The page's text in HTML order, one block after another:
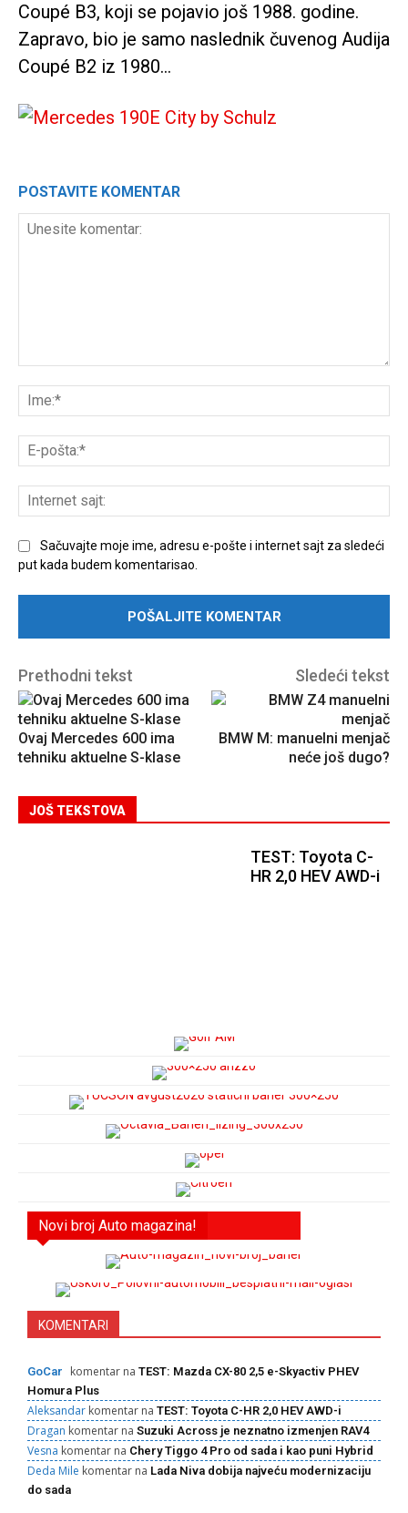
Coupé B3, koji se pojavio još 1988. godine.
Zapravo, bio je samo naslednik čuvenog Audija
Coupé B2 iz 1980…
POSTAVITE KOMENTAR
komentar:
Sačuvajte moje ime, adresu e-pošte i internet sajt za sledeći
put kada budem komentarisao.
Prethodni tekst
Ovaj Mercedes 600 ima
tehniku aktuelne S-klase
Sledeći tekst
BMW M: manuelni menjač
neće još dugo?
JOŠ TEKSTOVA
TEST: Toyota C-
HR 2,0 HEV AWD-i
Novi broj Auto magazina!
KOMENTARI
GoCar komentar na TEST: Mazda CX-80 2,5 e-Skyactiv PHEV
Homura Plus
Aleksandar komentar na TEST: Toyota C-HR 2,0 HEV AWD-i
Dragan komentar na Suzuki Across je neznatno izmenjen RAV4
Vesna komentar na Chery Tiggo 4 Pro od sada i kao puni Hybrid
Deda Mile komentar na Lada Niva dobija najveću modernizaciju
do sada